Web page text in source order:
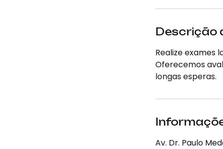
Descrição
Realize exames
Oferecemos
longas esperas.
Av. Dr. Paulo